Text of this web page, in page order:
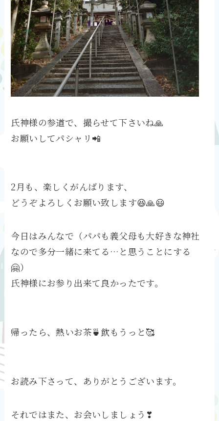
氏神様の参道で、撮らせて下さいね🙏
お願いしてパシャリ📲
2月も、楽しくがんばります、
どうぞよろしくお願い致します😆🙏😃
今日はみんなで（パパも義父母も大好きな神社
なので多分一緒に来てる…と思うことにする
🤗）
氏神様にお参り出来て良かったです。
帰ったら、熱いお茶🍵飲もうっと🥰
お読み下さって、ありがとうございます。
それではまた、お会いしましょう❣